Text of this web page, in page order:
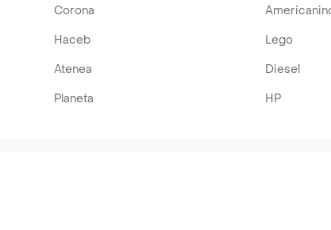
Corona
Haceb Lego
Atenea Diesel
Planeta HP